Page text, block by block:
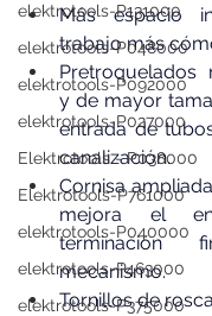
elektrotools-P131000
elektrotools-P048000
elektrotools-P092000
elektrotools-P027000
Elektrotools - P038000
Elektrotools-P761000
elektrotools-P040000
elektrotools-P463000
elektrotools-P375000
Más espacio
trabajo más
Pretroquelados
y de mayor
entrada de
canalización.
Cornisa
mejora el
mecanismo.
Tornillos de